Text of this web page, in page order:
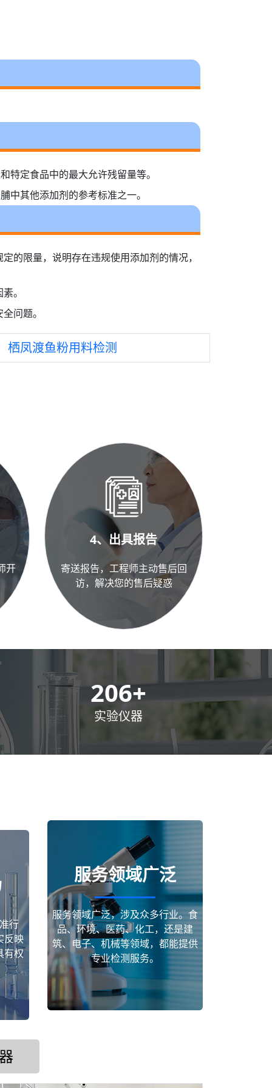
特定食品中的最大允许残留量等。
中其他添加剂的参考标准之一。
的限量，说明存在违规使用添加剂的情况，
。
问题。
栖凤渡鱼粉用料检测
开
4、出具报告
寄送报告，工程师主动售后回
访，解决您的售后疑惑
300+
实验仪器
行
反映
有权
服务领域广泛
服务领域广泛，涉及众多行业。食
品、环境、医药、化工，还是建
筑、电子、机械等领域，都能提供
专业检测服务。